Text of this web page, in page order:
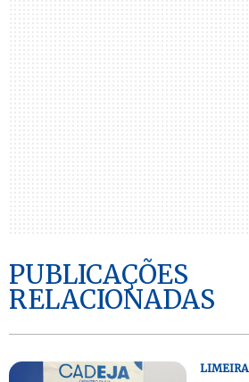
PUBLICAÇÕES
RELACIONADAS
LIMEIRA